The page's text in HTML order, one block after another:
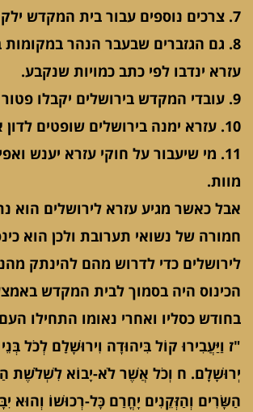
7. צרכים נוספים עבור בית המקדש ילקחו מגנזי המלך.
8. גם הגזברים שבעבר הנהר במקומות
עזרא ינדבו לפי כתב כמויות שנקבע.
9. עובדי המקדש בירושלים יקבלו פטור ממיסים.
10. עזרא ימנה בירושלים שופטים לדון את העם.
11. מי שיעבור על חוקי עזרא יענש
מוות.
אבל כאשר מגיע עזרא לירושלים הוא
חמורה של נשואי תערובת ולכן הוא
לירושלים כדי לדרוש מהם להינתק
הכינוס היה בסמוך לבית המקדש
בחודש כסליו ואחרי נאומו התחילו
"ז וַיַּעֲבִירוּ קוֹל בִּיהוּדָה וִירוּשָׁלִַם לְכֹל
יְרוּשָׁלִָם. ח וְכֹל אֲשֶׁר לֹא-יָבוֹא לִשְׁלֹשֶׁת
הַשָּׂרִים וְהַזְּקֵנִים יָחֳרַם כָּל-רְכוּשׁוֹ וְהוּא